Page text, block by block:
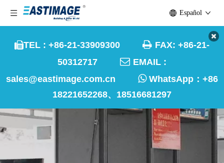
TEL : +86-21-33909300  FAX: +86-21-
50312717  EMAIL :
sales@eastimage.com.cn
WhatsApp： +86
18221652268、18516681297
Español